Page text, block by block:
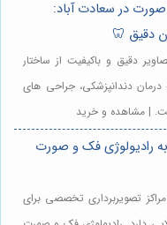
در سعادت آباد:
دقیق 🦷
دقیق و باکیفیت از ساختار
دندانپزشکی، جراحی های
| مشاهده و خرید
به رادیولوژی فک و صورت
تصویربرداری تخصصی برای